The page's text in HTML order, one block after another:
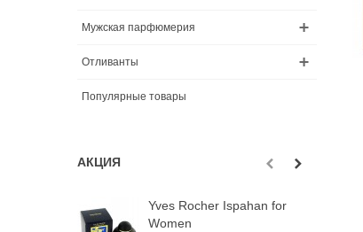
Мужская парфюмерия
Отливанты
Популярные товары
АКЦИЯ
Yves Rocher Ispahan for
Women